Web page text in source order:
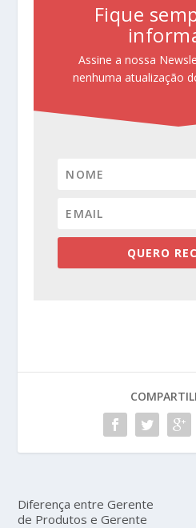
Fique
Assine a nossa
nenhuma atualização
QUERO
Diferença entre Gerente
de Produtos e Gerente